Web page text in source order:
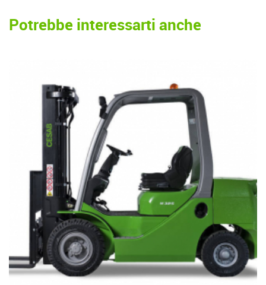
Potrebbe interessarti anche